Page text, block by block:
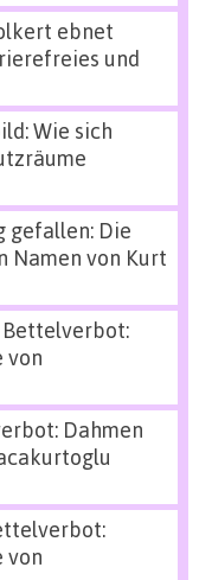
ebnet
und
Wie sich
gefallen: Die
Namen von Kurt
von
Dahmen
von